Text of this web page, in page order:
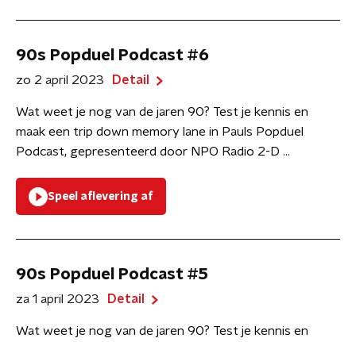
90s Popduel Podcast #6
zo 2 april 2023 Detail
Wat weet je nog van de jaren 90? Test je kennis en
maak een trip down memory lane in Pauls Popduel
Podcast, gepresenteerd door NPO Radio 2-D ...
Speel aflevering af
90s Popduel Podcast #5
za 1 april 2023 Detail
Wat weet je nog van de jaren 90? Test je kennis en